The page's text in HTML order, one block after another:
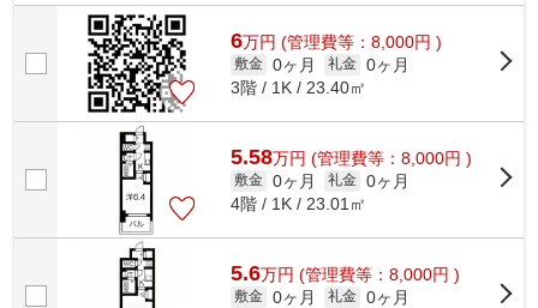
6万円 (管理費等：8,000円 )
敷金 0ヶ月 礼金 0ヶ月
3階 / 1K / 23.40㎡
5.58万円 (管理費等：8,000円 )
敷金 0ヶ月 礼金 0ヶ月
4階 / 1K / 23.01㎡
5.6万円 (管理費等：8,000円 )
敷金 0ヶ月 礼金 0ヶ月